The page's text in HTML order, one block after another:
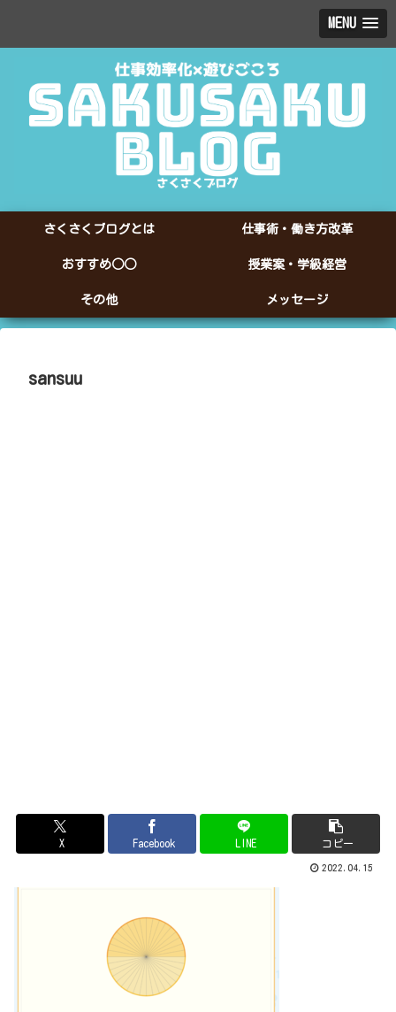
MENU
さくさくブログとは 仕事術・働き方改革
おすすめ○○ 授業案・学級経営
その他 メッセージ
sansuu
X Facebook LINE コピー
2022.04.15